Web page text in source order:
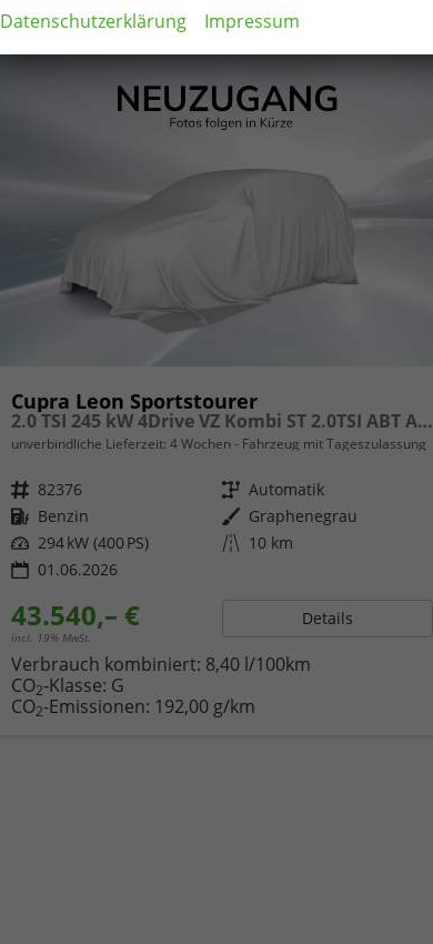
Cupra Leon Sportstourer
2.0 TSI 245 kW 4Drive VZ Kombi ST 2.0TSI ABT AHK Sound ACC
unverbindliche Lieferzeit: 4 Wochen Fahrzeug mit Tageszulassung
Fahrzeugnr. 82376 Getriebe Automatik
Kraftstoff Benzin Außenfarbe Graphenegrau
Leistung 294 kW (400 PS) Kilometerstand 10 km
01.06.2026
43.540,– €
incl. 19% MwSt.
Details
Verbrauch kombiniert: 8,40 l/100km
CO2-Klasse: G
CO2-Emissionen: 192,00 g/km
Datenschutzerklärung Impressum